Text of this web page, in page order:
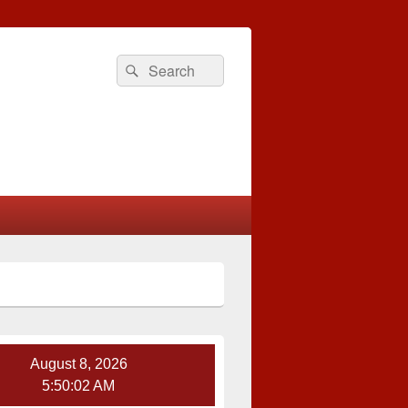
Search
for:
Search
August 8, 2026
5:50:02 AM